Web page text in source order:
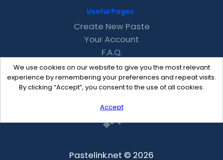
We use cookies on our website to give you the most relevant
experience by remembering your preferences and repeat visits.
By clicking “Accept”, you consent to the use of all cookies.
Accept
Useful Pages
Create New Paste
Your Account
F.A.Q.
Recent
Contact
Pastelink.net © 2026